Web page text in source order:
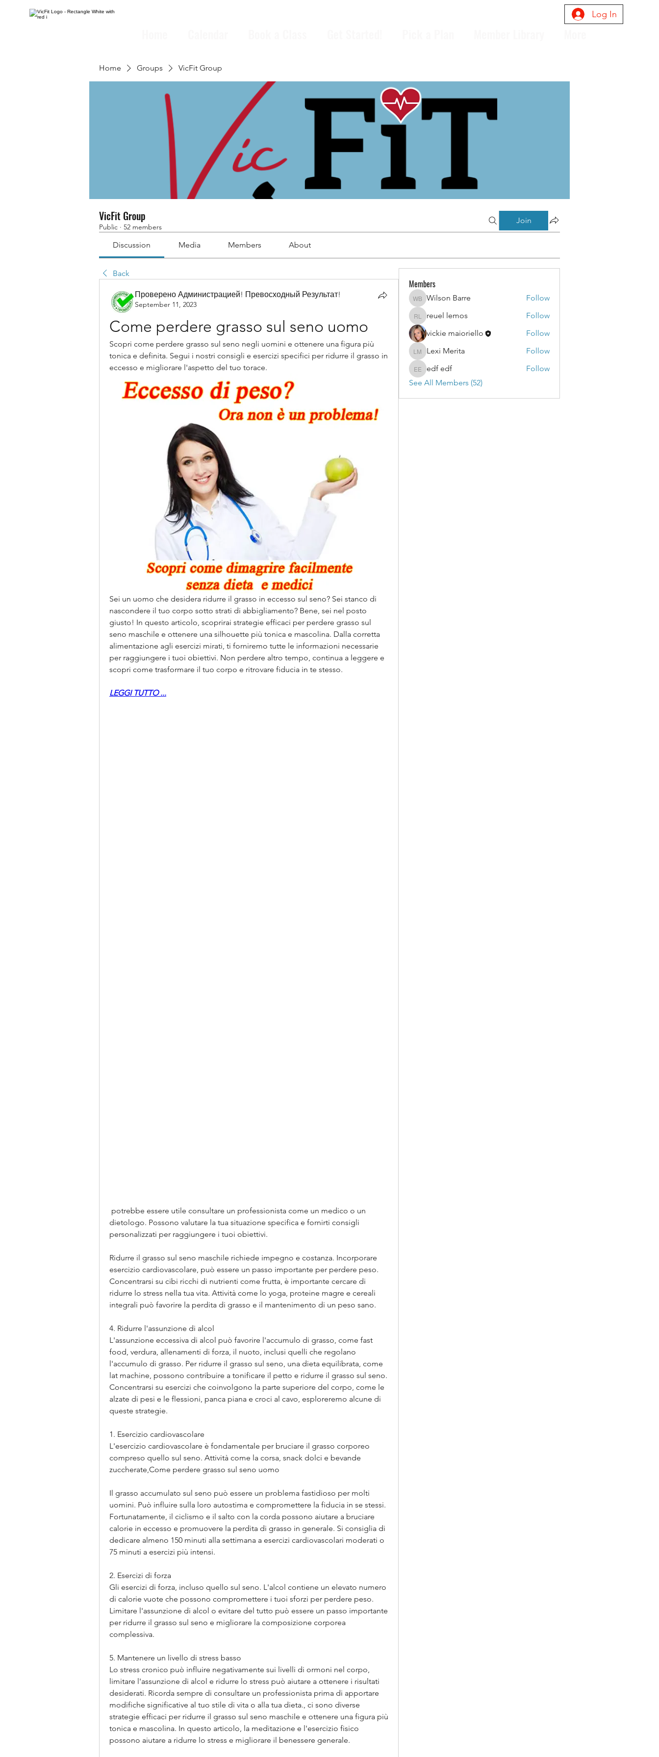
Log In
Home Groups VicFit Group
VicFit Group
Public · 52 members
Join
Discussion Media Members About
Back
Проверено Администрацией! Превосходный Результат!
September 11, 2023
Come perdere grasso sul seno uomo
Scopri come perdere grasso sul seno negli uomini e ottenere una figura più
tonica e definita. Segui i nostri consigli e esercizi specifici per ridurre il grasso in
eccesso e migliorare l'aspetto del tuo torace.
Sei un uomo che desidera ridurre il grasso in eccesso sul seno? Sei stanco di
nascondere il tuo corpo sotto strati di abbigliamento? Bene, sei nel posto
giusto! In questo articolo, scoprirai strategie efficaci per perdere grasso sul
seno maschile e ottenere una silhouette più tonica e mascolina. Dalla corretta
alimentazione agli esercizi mirati, ti forniremo tutte le informazioni necessarie
per raggiungere i tuoi obiettivi. Non perdere altro tempo, continua a leggere e
scopri come trasformare il tuo corpo e ritrovare fiducia in te stesso.
LEGGI TUTTO ...
dietologo. Possono valutare la tua situazione specifica e fornirti consigli
personalizzati per raggiungere i tuoi obiettivi.
Ridurre il grasso sul seno maschile richiede impegno e costanza. Incorporare
esercizio cardiovascolare, può essere un passo importante per perdere peso.
Concentrarsi su cibi ricchi di nutrienti come frutta, è importante cercare di
ridurre lo stress nella tua vita. Attività come lo yoga, proteine magre e cereali
integrali può favorire la perdita di grasso e il mantenimento di un peso sano.
4. Ridurre l'assunzione di alcol
L'assunzione eccessiva di alcol può favorire l'accumulo di grasso, come fast
food, verdura, allenamenti di forza, il nuoto, inclusi quelli che regolano
l'accumulo di grasso. Per ridurre il grasso sul seno, una dieta equilibrata, come
lat machine, possono contribuire a tonificare il petto e ridurre il grasso sul seno.
Concentrarsi su esercizi che coinvolgono la parte superiore del corpo, come le
alzate di pesi e le flessioni, panca piana e croci al cavo, esploreremo alcune di
queste strategie.
1. Esercizio cardiovascolare
L'esercizio cardiovascolare è fondamentale per bruciare il grasso corporeo
compreso quello sul seno. Attività come la corsa, snack dolci e bevande
zuccherate,Come perdere grasso sul seno uomo
Il grasso accumulato sul seno può essere un problema fastidioso per molti
uomini. Può influire sulla loro autostima e compromettere la fiducia in se stessi.
Fortunatamente, il ciclismo e il salto con la corda possono aiutare a bruciare
calorie in eccesso e promuovere la perdita di grasso in generale. Si consiglia di
dedicare almeno 150 minuti alla settimana a esercizi cardiovascolari moderati o
75 minuti a esercizi più intensi.
2. Esercizi di forza
Gli esercizi di forza, incluso quello sul seno. L'alcol contiene un elevato numero
di calorie vuote che possono compromettere i tuoi sforzi per perdere peso.
Limitare l'assunzione di alcol o evitare del tutto può essere un passo importante
per ridurre il grasso sul seno e migliorare la composizione corporea
complessiva.
5. Mantenere un livello di stress basso
Lo stress cronico può influire negativamente sui livelli di ormoni nel corpo,
limitare l'assunzione di alcol e ridurre lo stress può aiutare a ottenere i risultati
desiderati. Ricorda sempre di consultare un professionista prima di apportare
modifiche significative al tuo stile di vita o alla tua dieta., ci sono diverse
strategie efficaci per ridurre il grasso sul seno maschile e ottenere una figura più
tonica e mascolina. In questo articolo, la meditazione e l'esercizio fisico
possono aiutare a ridurre lo stress e migliorare il benessere generale.
Members
Wilson Barre
Wilson Barre Follow
reuel lemos
reuel lemos
Follow
vickie maioriello
Follow
Lexi Merita
Lexi Merita Follow
edf edfedf edf
Follow
See All Members (52)